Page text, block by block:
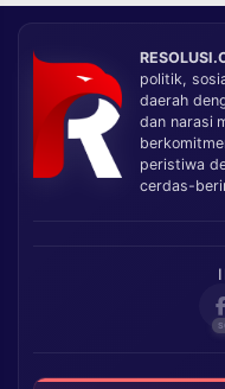
politik,
daerah
dan narasi
peristiwa
cerdas-